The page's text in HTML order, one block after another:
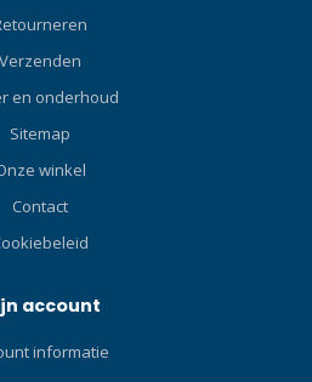
Verzenden
en onderhoud
Sitemap
winkel
Contact
account
informatie